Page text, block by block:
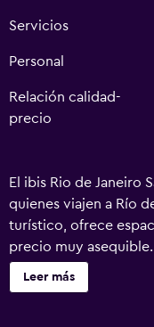
Servicios
Personal
Relación calidad-
precio
El ibis Rio de Janeiro
quienes viajen a Río
turístico, ofrece
precio muy
acondicionado y
restaurante con
Leer más